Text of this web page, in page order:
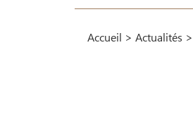
Accueil >Actualités >